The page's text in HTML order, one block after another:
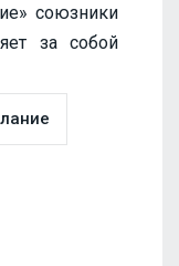
союзники
за собой